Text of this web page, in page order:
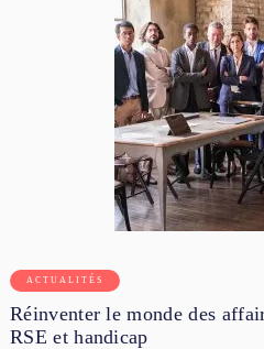
ACTUALITÉS
Réinventer le monde des
RSE et handicap